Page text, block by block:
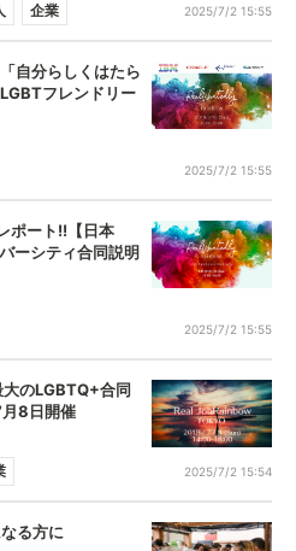
企業 2025/7/2 15:55
自分らしくはたら
フレンドリー
2025/7/2 15:55
ポート!!【日本
ーシティ合同説明
2025/7/2 15:55
大のLGBTQ+合同
8日開催
2025/7/2 15:54
る方に